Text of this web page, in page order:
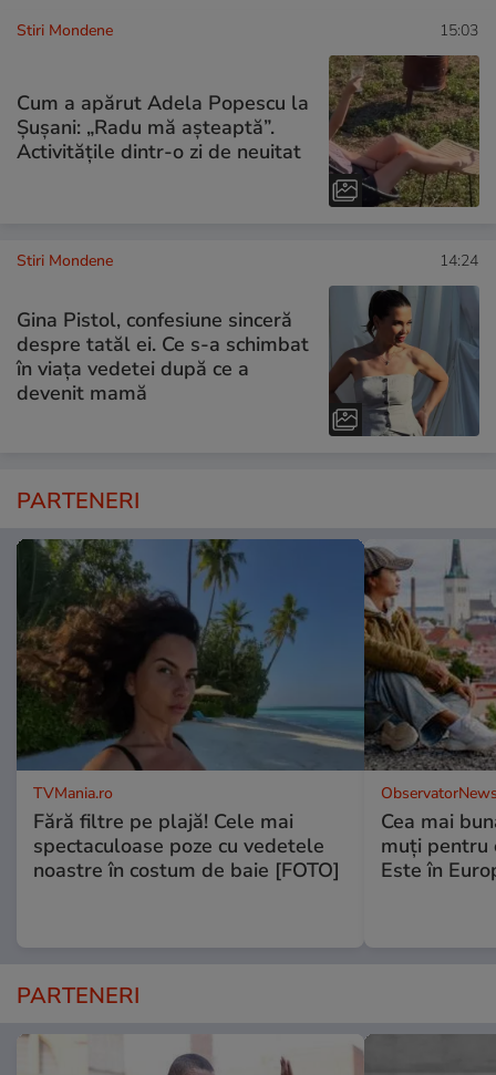
Stiri Mondene 15:03
Cum a apărut Adela Popescu la
Șușani: „Radu mă așteaptă”.
Activitățile dintr-o zi de neuitat
Stiri Mondene 14:24
Gina Pistol, confesiune sinceră
despre tatăl ei. Ce s-a schimbat
în viața vedetei după ce a
devenit mamă
PARTENERI
TVMania.ro
Fără filtre pe plajă! Cele mai
spectaculoase poze cu vedetele
noastre în costum de baie [FOTO]
Cea mai
muţi pentru
Este în
PARTENERI